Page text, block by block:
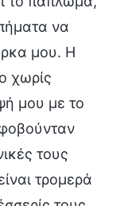
να
μου. Η
χωρίς
μου με το
τους
τρομερά